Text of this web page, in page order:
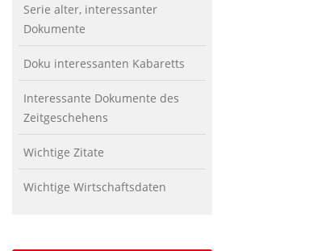
Serie alter, interessanter
Dokumente
Doku interessanten Kabaretts
Interessante Dokumente des
Zeitgeschehens
Wichtige Zitate
Wichtige Wirtschaftsdaten